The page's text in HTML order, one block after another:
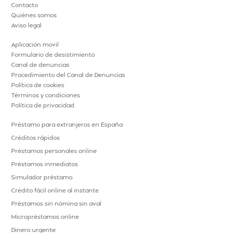
Contacto
Quiénes somos
Aviso legal
Aplicación movil
Formulario de desistimiento
Canal de denuncias
Procedimiento del Canal de Denuncias
Política de cookies
Términos y condiciones
Política de privacidad
Préstamo para extranjeros en España
Créditos rápidos
Préstamos personales online
Préstamos inmediatos
Simulador préstamo
Crédito fácil online al instante
Préstamos sin nómina sin aval
Micropréstamos online
Dinero urgente